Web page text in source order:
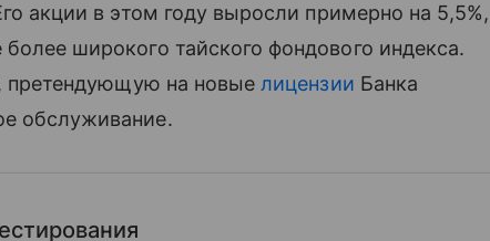
акции в этом году выросли примерно на 5,5%,
широкого тайского фондового индекса.
претендующую на новыелицензии Банка
обслуживание.